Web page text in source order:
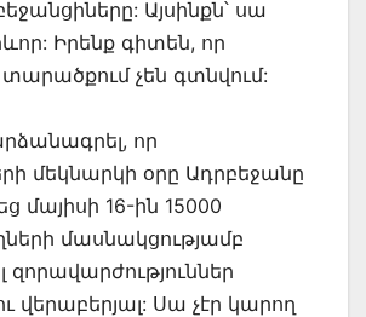
Այսինքն՝ սա
Իրենք գիտեն, որ
չեն գտնվում:
որ
մեկնարկի օրը Ադրբեջանը
մայիսի 16-ին 15000
մասնակցությամբ
զորավարժություններ
վերաբերյալ: Սա չէր կարող